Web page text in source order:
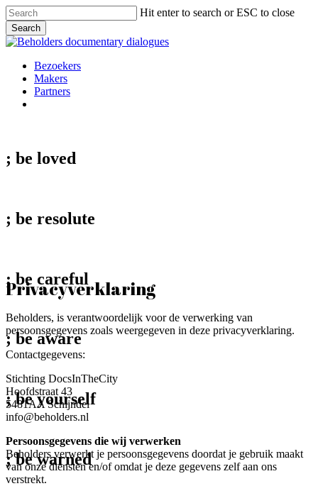
Skip
to
main
content
Hit enter to search or ESC to close
Search
Close
Menu
Bezoekers
Makers
Partners
; be loved
; be resolute
; be careful
; beaware
; beyourself
; bewarned
Privacyverklaring
Beholders, is verantwoordelijk voor de verwerking van
persoonsgegevens zoals weergegeven in deze privacyverklaring.
Contactgegevens:
Stichting DocsInTheCity
Hoofdstraat 43
5481AA Schijndel
info@beholders.nl
Persoonsgegevens die wij verwerken
Beholders verwerkt je persoonsgegevens doordat je gebruik maakt
van onze diensten en/of omdat je deze gegevens zelf aan ons
verstrekt.